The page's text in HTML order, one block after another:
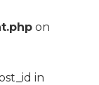
on
in